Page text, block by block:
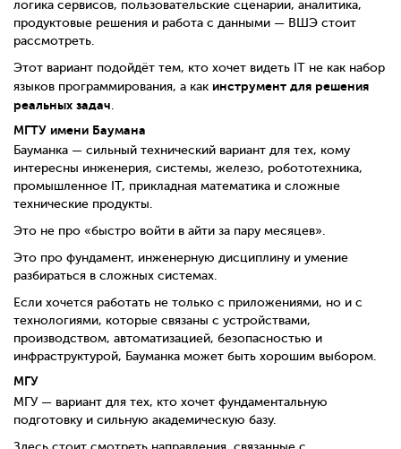
логика сервисов, пользовательские сценарии, аналитика,
продуктовые решения и работа с данными — ВШЭ стоит
рассмотреть.
Этот вариант подойдёт тем, кто хочет видеть IT не как набор
языков программирования, а как инструмент для решения
реальных задач
МГТУ имени Баумана
Бауманка — сильный технический вариант для тех, кому
интересны инженерия, системы, железо, робототехника,
промышленное IT, прикладная математика и сложные
технические продукты.
Это не про «быстро войти в айти за пару месяцев».
Это про фундамент, инженерную дисциплину и умение
разбираться в сложных системах.
Если хочется работать не только с приложениями, но и с
технологиями, которые связаны с устройствами,
производством, автоматизацией, безопасностью и
инфраструктурой, Бауманка может быть хорошим выбором.
МГУ
МГУ — вариант для тех, кто хочет фундаментальную
подготовку и сильную академическую базу.